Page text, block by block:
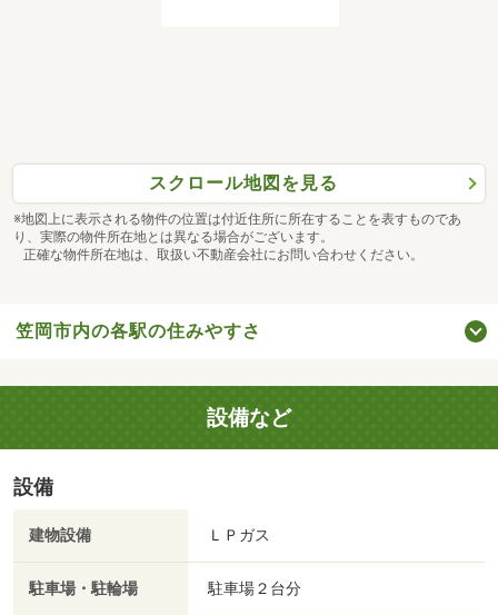
スクロール地図を見る
※地図上に表示される物件の位置は付近住所に所在することを表すものであ
り、実際の物件所在地とは異なる場合がございます。
正確な物件所在地は、取扱い不動産会社にお問い合わせください。
笠岡市内の各駅の住みやすさ
設備など
設備
建物設備 ＬＰガス
駐車場・駐輪場 駐車場２台分